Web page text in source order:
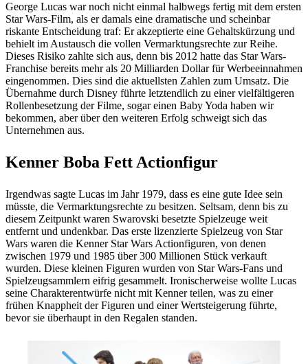
George Lucas war noch nicht einmal halbwegs fertig mit dem ersten
Star Wars-Film, als er damals eine dramatische und scheinbar
riskante Entscheidung traf: Er akzeptierte eine Gehaltskürzung und
behielt im Austausch die vollen Vermarktungsrechte zur Reihe.
Dieses Risiko zahlte sich aus, denn bis 2012 hatte das Star Wars-
Franchise bereits mehr als 20 Milliarden Dollar für Werbeeinnahmen
eingenommen. Dies sind die aktuellsten Zahlen zum Umsatz. Die
Übernahme durch Disney führte letztendlich zu einer vielfältigeren
Rollenbesetzung der Filme, sogar einen Baby Yoda haben wir
bekommen, aber über den weiteren Erfolg schweigt sich das
Unternehmen aus.
Kenner Boba Fett Actionfigur
Irgendwas sagte Lucas im Jahr 1979, dass es eine gute Idee sein
müsste, die Vermarktungsrechte zu besitzen. Seltsam, denn bis zu
diesem Zeitpunkt waren Swarovski besetzte Spielzeuge weit
entfernt und undenkbar. Das erste lizenzierte Spielzeug von Star
Wars waren die Kenner Star Wars Actionfiguren, von denen
zwischen 1979 und 1985 über 300 Millionen Stück verkauft
wurden. Diese kleinen Figuren wurden von Star Wars-Fans und
Spielzeugsammlern eifrig gesammelt. Ironischerweise wollte Lucas
seine Charakterentwürfe nicht mit Kenner teilen, was zu einer
frühen Knappheit der Figuren und einer Wertsteigerung führte,
bevor sie überhaupt in den Regalen standen.